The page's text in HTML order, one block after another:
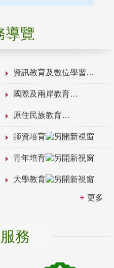
導覽
資訊教育及數位學習
國際及兩岸教育
原住民族教育
師資培育
青年培育
大學教育
更多
務